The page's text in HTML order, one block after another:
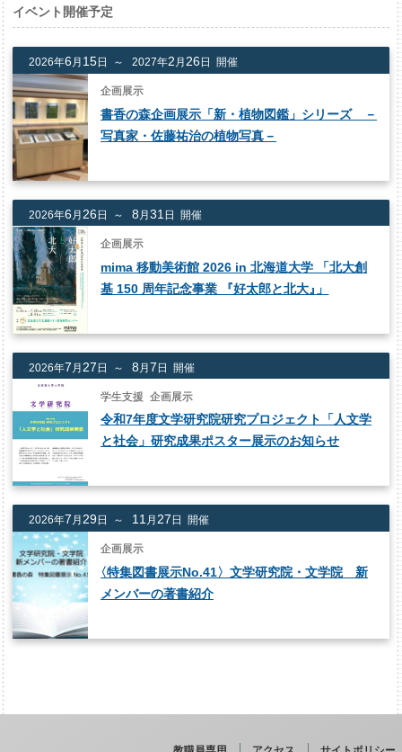
イベント開催予定
2026年6 月 15日 ～ 2027年2 月 26 日 開催
企画展示
書香の森企画展示「新・植物図鑑」シリーズ －
写真家・佐藤祐治の植物写真－
2026年6 月 26 日 ～ 8 月31 日 開催
企画展示
mima 移動美術館 2026 in 北海道大学 「北大創
基 150 周年記念事業 『好太郎と北大』 」
2026年7 月 27 日 ～ 8 月7 日 開催
学生支援 企画展示
令和7年度文学研究院研究プロジェクト「人文学
と社会」研究成果ポスター展示のお知らせ
2026年7 月 29日 ～ 11月 27 日 開催
企画展示
〈特集図書展示No.41〉文学研究院・文学院 新
メンバーの著書紹介